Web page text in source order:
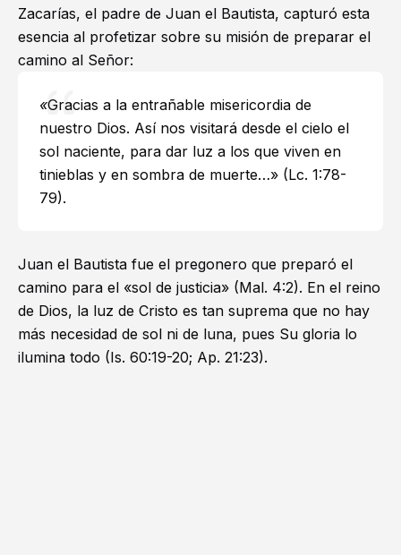
Zacarías, el padre de Juan el Bautista, capturó esta
esencia al profetizar sobre su misión de preparar el
camino al Señor:
«Gracias a la entrañable misericordia de
nuestro Dios. Así nos visitará desde el cielo el
sol naciente, para dar luz a los que viven en
tinieblas y en sombra de muerte…» (Lc. 1:78-
79).
Juan el Bautista fue el pregonero que preparó el
camino para el «sol de justicia» (Mal. 4:2). En el reino
de Dios, la luz de Cristo es tan suprema que no hay
más necesidad de sol ni de luna, pues Su gloria lo
ilumina todo (Is. 60:19-20; Ap. 21:23).